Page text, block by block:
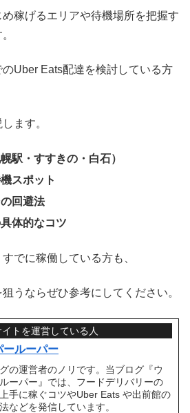
稼げるエリアや待機場所を把握す
Uber Eats配達を検討している方
ます。
駅・すすきの・白石）
スポット
回避法
体的なコツ
でに稼働している方も、
うならぜひ参考にしてください。
イトを運営している人
ールーパー
の運営者のノリです。当ブログ『ウ
ーパー』では、フードデリバリーの
手に稼ぐコツやUber Eats や出前館の
などを発信しています。